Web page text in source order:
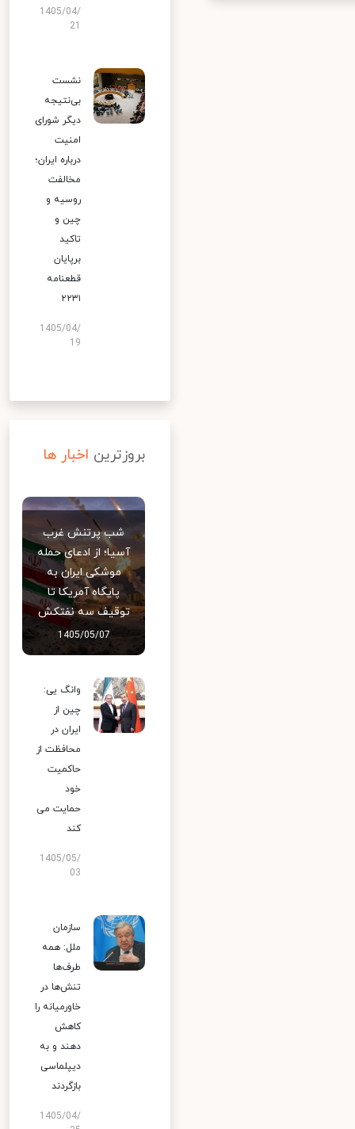
1405/04/
نشست
بی‌نتیجه
دیگر شورای
امنیت
درباره ایران؛
مخالفت
روسیه و
چین و
تاکید
برپایان
قطعنامه
۲۲۳۱
1405/04/
19
بروزترین اخبار ها
شب پرتنش غرب
آسیا؛ از ادعای حمله
موشکی ایران به
پایگاه آمریکا تا
توقیف سه نفتکش
1405/05/07
وانگ یی:
چین از
ایران در
محافظت از
حاکمیت
خود
حمایت می
کند
1405/05/
03
سازمان
ملل: همه
طرف‌ها
تنش‌ها در
خاورمیانه را
کاهش
دهند و به
دیپلماسی
بازگردند
1405/04/